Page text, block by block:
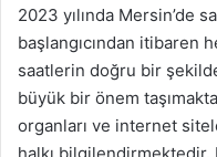
2023 yılında Mersin’de
başlangıcından itibaren
saatlerin doğru bir
büyük bir önem
organları ve internet
halkı bilgilendirmektedir.